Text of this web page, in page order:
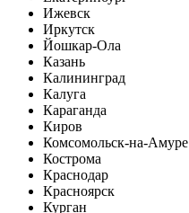
Ижевск
Иркутск
Йошкар-Ола
Казань
Калининград
Калуга
Караганда
Киров
Комсомольск-на-Амуре
Кострома
Краснодар
Красноярск
Курган